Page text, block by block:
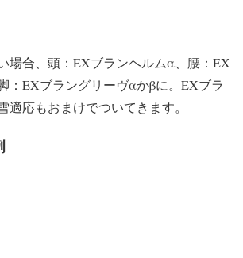
場合、頭：EXブランヘルムα、腰：EX
：EXブラングリーヴαかβに。EXブラ
適応もおまけでついてきます。